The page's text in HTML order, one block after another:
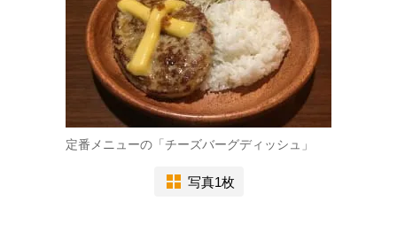
定番メニューの「チーズバーグディッシュ」
写真1枚